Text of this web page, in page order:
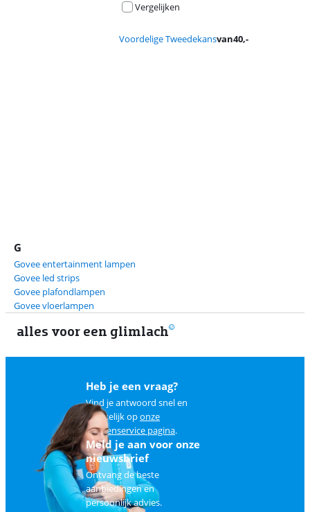
Vergelijken
Voordelige Tweedekansvan40,-
G
Govee entertainment lampen
Govee led strips
Govee plafondlampen
Govee vloerlampen
alles voor een glimlach
Heb je een vraag?
Vind je antwoord snel en
makkelijk oponze
klantenservice pagina.
Meld je aan voor onze
nieuwsbrief
Ontvang de beste
aanbiedingen en
persoonlijk advies.